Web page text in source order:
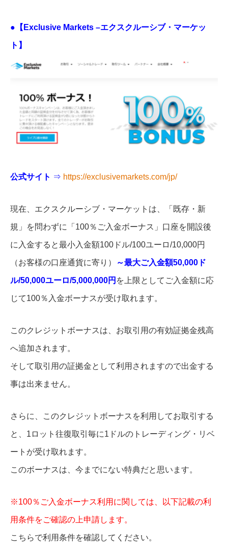
●【Exclusive Markets –エクスクルーシブ・マーケッ
ト】
公式サイト ⇒ https://exclusivemarkets.com/jp/
現在、エクスクルーシブ・マーケットは、「既存・新
規」を問わずに「100％ご入金ボーナス」口座を開設後
に入金すると最小入金額100ドル/100ユーロ/10,000円
（お客様の口座通貨に寄り） ～最大ご入金額50,000ド
ル/50,000ユーロ/5,000,000円 を上限としてご入金額に応
じて100％入金ボーナスが受け取れます。
このクレジットボーナスは、お取引用の有効証拠金残高
へ追加されます。
そして取引用の証拠金として利用されますので出金する
事は出来ません。
さらに、このクレジットボーナスを利用してお取引する
と、1ロット往復取引毎に1ドルのトレーディング・リベ
ートが受け取れます。
このボーナスは、今までにない特典だと思います。
※100％ご入金ボーナス利用に関しては、以下記載の利
用条件をご確認の上申請します。
こちらで利用条件を確認してください。